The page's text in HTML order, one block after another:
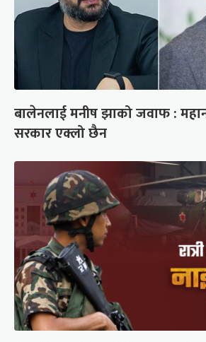
बालेनलाई मनीष झाको जवाफ :
सरकार एक्लो छैन